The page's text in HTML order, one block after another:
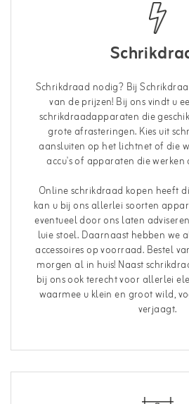
Schrikdraad nodig? Bij
van de prijzen! Bij ons vindt u
schrikdraadapparaten die
grote afrasteringen. Kies uit
aansluiten op het lichtnet of die
accu's of apparaten die
Online schrikdraad kopen heeft
kan u bij ons allerlei soorten
eventueel door ons laten
luie stoel. Daarnaast hebben we
accessoires op voorraad. Bestel
morgen al in huis! Naast
bij ons ook terecht voor allerlei
waarmee u klein en groot wild,
verjaagt.